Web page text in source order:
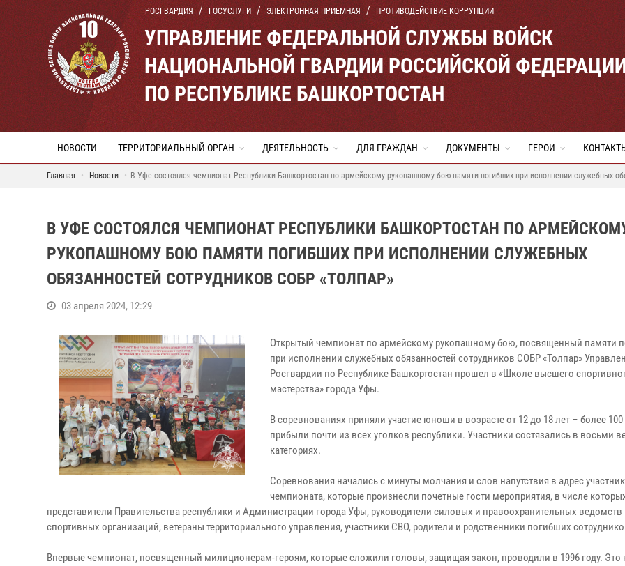
РОСГВАРДИЯ ГОСУСЛУГИ ЭЛЕКТРОННАЯ ПРИЕМНАЯ ПРОТИВОДЕЙСТВИЕ КОРРУПЦИИ
УПРАВЛЕНИЕ ФЕДЕРАЛЬНОЙ СЛУЖБЫ ВОЙСК
НАЦИОНАЛЬНОЙ ГВАРДИИ РОССИЙСКОЙ
ПО РЕСПУБЛИКЕ БАШКОРТОСТАН
НОВОСТИ ТЕРРИТОРИАЛЬНЫЙ ОРГАН ДЕЯТЕЛЬНОСТЬ ДЛЯ ГРАЖДАН ДОКУМЕНТЫ ГЕРОИ
Главная Новости В Уфе состоялся чемпионат Республики Башкортостан по армейскому рукопашному бою памяти погибших при исполнении служебных
В УФЕ СОСТОЯЛСЯ ЧЕМПИОНАТ РЕСПУБЛИКИ БАШКОРТОСТАН ПО
РУКОПАШНОМУ БОЮ ПАМЯТИ ПОГИБШИХ ПРИ ИСПОЛНЕНИИ СЛУЖЕБНЫХ
ОБЯЗАННОСТЕЙ СОТРУДНИКОВ СОБР «ТОЛПАР»
03 апреля 2024, 12:29
Открытый чемпионат по армейскому рукопашному бою, посвященный памяти
при исполнении служебных обязанностей сотрудников СОБР «Толпар»
Росгвардии по Республике Башкортостан прошел в «Школе высшего
мастерства» города Уфы.
В соревнованиях приняли участие юноши в возрасте от 12 до 18 лет – более
прибыли почти из всех уголков республики. Участники состязались в восьми
категориях.
Соревнования начались с минуты молчания и слов напутствия в адрес
чемпионата, которые произнесли почетные гости мероприятия, в числе
представители Правительства республики и Администрации города Уфы, руководители силовых и правоохранительных ведомств
спортивных организаций, ветераны территориального управления, участники СВО, родители и родственники погибших
Впервые чемпионат, посвященный милиционерам-героям, которые сложили головы, защищая закон, проводили в 1996 году. Это